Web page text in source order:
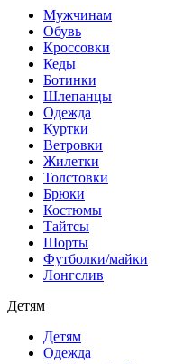
Мужчинам
Обувь
Кроссовки
Кеды
Ботинки
Шлепанцы
Одежда
Куртки
Ветровки
Жилетки
Толстовки
Брюки
Костюмы
Тайтсы
Шорты
Футболки/майки
Лонгслив
Детям
Детям
Одежда